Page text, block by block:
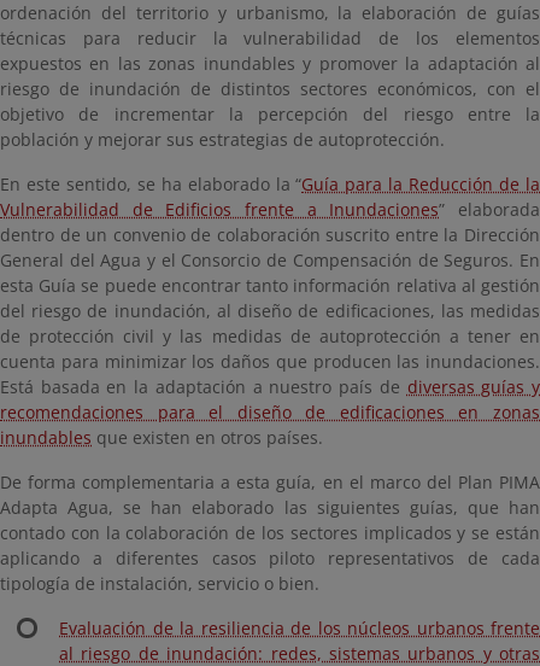
ordenación del territorio y urbanismo, la elaboración de guías
técnicas para reducir la vulnerabilidad de los elementos
expuestos en las zonas inundables y promover la adaptación al
riesgo de inundación de distintos sectores económicos, con el
objetivo de incrementar la percepción del riesgo entre la
población y mejorar sus estrategias de autoprotección.
En este sentido, se ha elaborado la “Guía para la Reducción de la
Vulnerabilidad de Edificios frente a Inundaciones” elaborada
dentro de un convenio de colaboración suscrito entre la Dirección
General del Agua y el Consorcio de Compensación de Seguros. En
esta Guía se puede encontrar tanto información relativa al gestión
del riesgo de inundación, al diseño de edificaciones, las medidas
de protección civil y las medidas de autoprotección a tener en
cuenta para minimizar los daños que producen las inundaciones.
Está basada en la adaptación a nuestro país de diversas guías y
recomendaciones para el diseño de edificaciones en zonas
inundables que existen en otros países.
De forma complementaria a esta guía, en el marco del Plan PIMA
Adapta Agua, se han elaborado las siguientes guías, que han
contado con la colaboración de los sectores implicados y se están
aplicando a diferentes casos piloto representativos de cada
tipología de instalación, servicio o bien.
Evaluación de la resiliencia de los núcleos urbanos frente
al riesgo de inundación: redes, sistemas urbanos y otras